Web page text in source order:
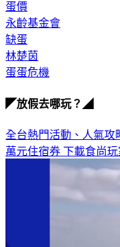
蛋價
永齡基金會
缺蛋
林楚茵
蛋蛋危機
◤放假去哪玩？◢
全台熱門活動、人氣攻
萬元住宿券 下載食尚